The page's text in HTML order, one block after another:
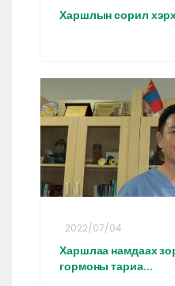
Харшлын сорил
2022/07/04
Харшлаа намдаах
гормоны тариа...